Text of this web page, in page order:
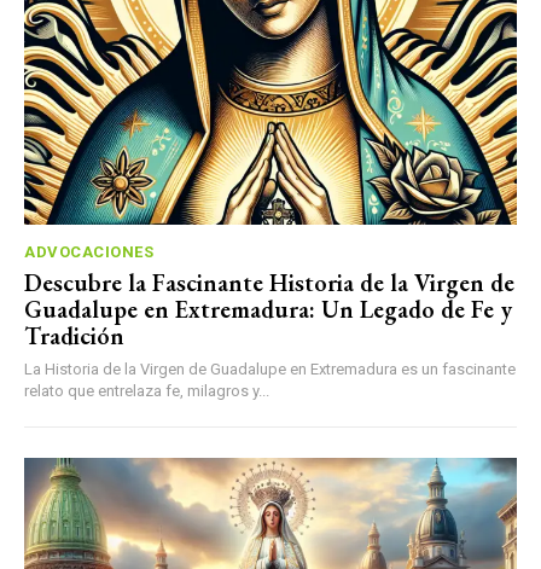
ADVOCACIONES
Descubre la Fascinante Historia de la Virgen de
Guadalupe en Extremadura: Un Legado de Fe y
Tradición
La Historia de la Virgen de Guadalupe en Extremadura es un fascinante
relato que entrelaza fe, milagros y...